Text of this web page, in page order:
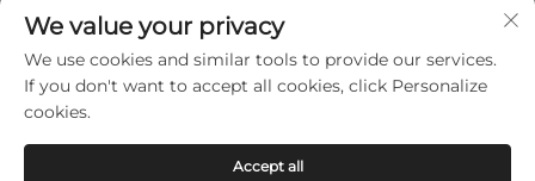
Farsími:+86-17327710449
Sími:+86-025-84573776
Höfundarréttur © 2025 hjá Heniemo Home
Collection Co., Ltd. — Friðhelgisstefna
We value your privacy
We use cookies and similar tools to provide our services.
If you don't want to accept all cookies, click Personalize
cookies.
Accept all